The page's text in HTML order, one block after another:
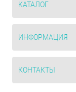
КАТАЛОГ
ИНФОРМАЦИЯ
КОНТАКТЫ